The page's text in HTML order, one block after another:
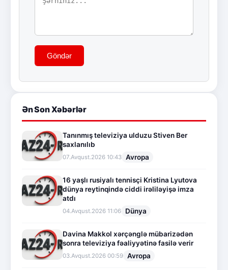
Göndər
Ən Son Xəbərlər
Tanınmış televiziya ulduzu Stiven Ber
saxlanılıb
07.Avqust.2026 10:43 Avropa
16 yaşlı rusiyalı tennisçi Kristina Lyutova
dünya reytinqində ciddi irəliləyişə imza
atdı
04.Avqust.2026 11:06 Dünya
Davina Makkol xərçənglə mübarizədən
sonra televiziya fəaliyyətinə fasilə verir
03.Avqust.2026 00:59 Avropa